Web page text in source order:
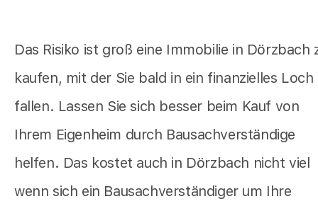
Das Risiko ist groß eine Immobilie in Dörzbach
kaufen, mit der Sie bald in ein finanzielles Loch
fallen. Lassen Sie sich besser beim Kauf von
Ihrem Eigenheim durch Bausachverständige
helfen. Das kostet auch in Dörzbach nicht viel
wenn sich ein Bausachverständiger um Ihre